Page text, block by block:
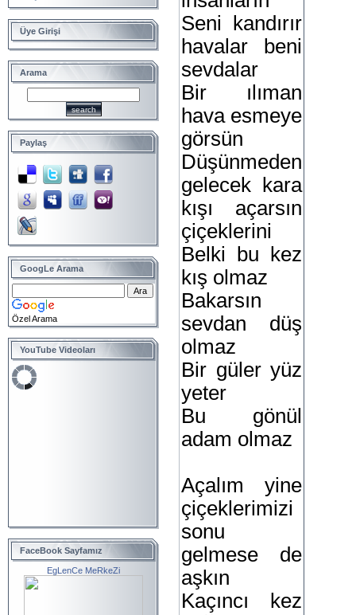
Üye Girişi
Arama
Paylaş
GoogLe Arama
Özel Arama
YouTube Videoları
FaceBook Sayfamız
EgLenCe MeRkeZi
Seni kandırır
havalar beni
sevdalar
Bir ılıman
hava esmeye
görsün
Düşünmeden
gelecek kara
kışı açarsın
çiçeklerini
Belki bu kez
kış olmaz
Bakarsın
sevdan düş
olmaz
Bir güler yüz
yeter
Bu gönül
adam olmaz
Açalım yine
çiçeklerimizi
sonu
gelmese de
aşkın
Kaçıncı kez